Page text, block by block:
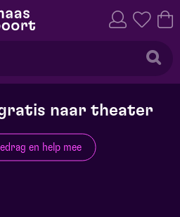
naar theater
en help mee